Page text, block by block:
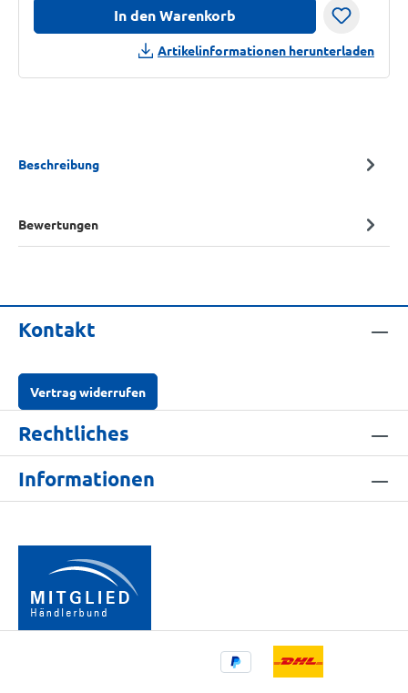
In den Warenkorb
Artikelinformationen herunterladen
Beschreibung
Bewertungen
Kontakt
Vertrag widerrufen
Rechtliches
Informationen